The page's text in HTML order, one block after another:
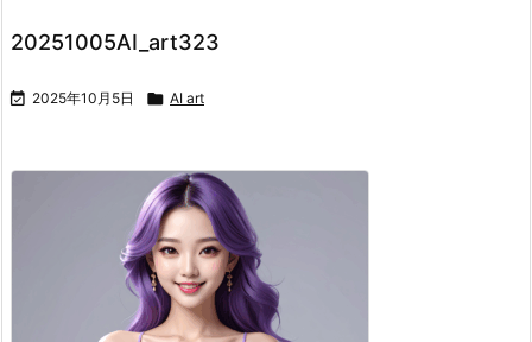
20251005AI_art323
 2025年10月5日  AI art